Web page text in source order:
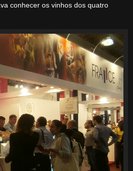
conhecer os vinhos dos quatro